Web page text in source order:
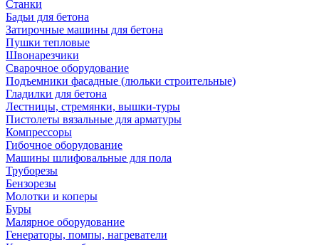
Станки
Бадьи для бетона
Затирочные машины для бетона
Пушки тепловые
Швонарезчики
Сварочное оборудование
Подъемники фасадные (люльки строительные)
Гладилки для бетона
Лестницы, стремянки, вышки-туры
Пистолеты вязальные для арматуры
Компрессоры
Гибочное оборудование
Машины шлифовальные для пола
Труборезы
Бензорезы
Молотки и коперы
Буры
Малярное оборудование
Генераторы, помпы, нагреватели